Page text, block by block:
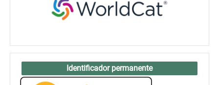
Identificador permanente